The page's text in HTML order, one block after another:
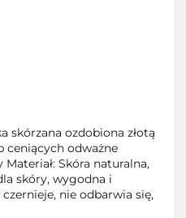
skórzana ozdobiona złotą
ceniących odważne
Materiał: Skóra naturalna,
skóry, wygodna i
nie odbarwia się,